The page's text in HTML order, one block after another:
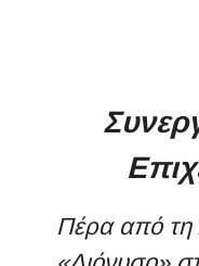
Πέρα από τη